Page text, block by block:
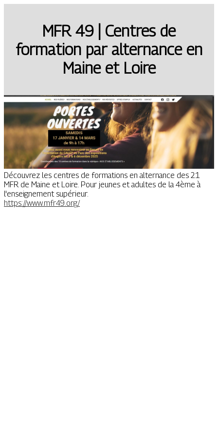
MFR 49 | Centres de
formation par alternance en
Maine et Loire
Découvrez les centres de formations en alternance des 21
MFR de Maine et Loire. Pour jeunes et adultes de la 4ème à
l'enseignement supérieur.
https://www.mfr49.org/